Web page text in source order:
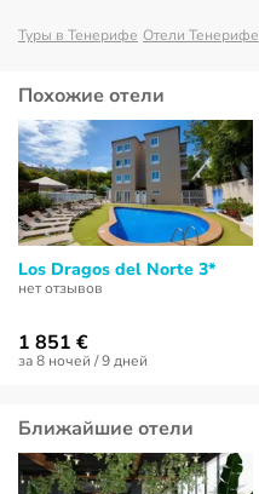
Туры в Тенерифе Отели Тенерифе
Похожие отели
Los Dragos del Norte 3*
нет отзывов
1 851 €
за 8 ночей / 9 дней
Ближайшие отели